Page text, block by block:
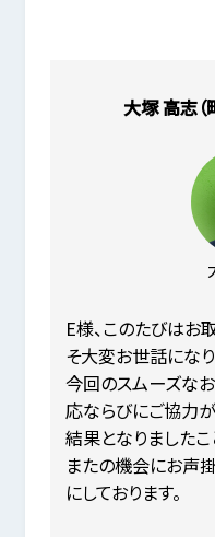
大塚 高志（
E様、このたびはお
そ大変お世話になり
今回のスムーズな
応ならびにご協力
結果となりました
またの機会にお声
にしております。